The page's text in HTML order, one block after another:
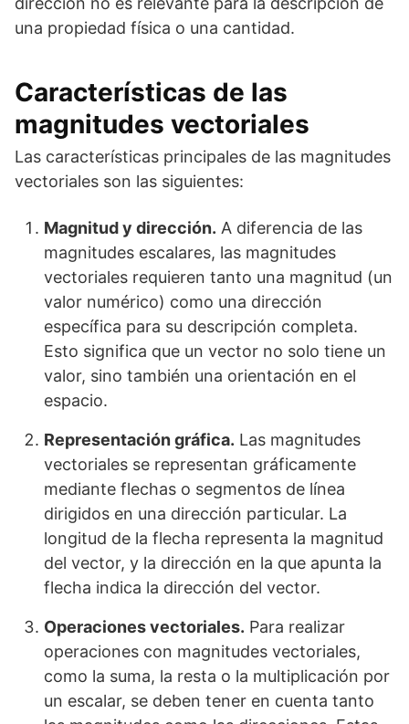
una propiedad física o una cantidad.
Características de las
magnitudes vectoriales
Las características principales de las magnitudes
vectoriales son las siguientes:
Magnitud y dirección. A diferencia de las
magnitudes escalares, las magnitudes
vectoriales requieren tanto una magnitud (un
valor numérico) como una dirección
específica para su descripción completa.
Esto significa que un vector no solo tiene un
valor, sino también una orientación en el
espacio.
Representación gráfica. Las magnitudes
vectoriales se representan gráficamente
mediante flechas o segmentos de línea
dirigidos en una dirección particular. La
longitud de la flecha representa la magnitud
del vector, y la dirección en la que apunta la
flecha indica la dirección del vector.
Operaciones vectoriales. Para realizar
operaciones con magnitudes vectoriales,
como la suma, la resta o la multiplicación por
un escalar, se deben tener en cuenta tanto